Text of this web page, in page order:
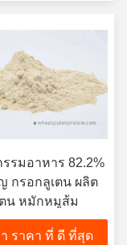
รมอาหาร 82.2%
กรอกลูเตน ผลิต
น หมักหมูส้ม
ราคา ที่ ดี ที่สุด